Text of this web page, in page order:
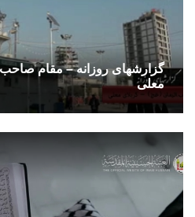
گزارشهای روزانه – مقام صاحب
معلی